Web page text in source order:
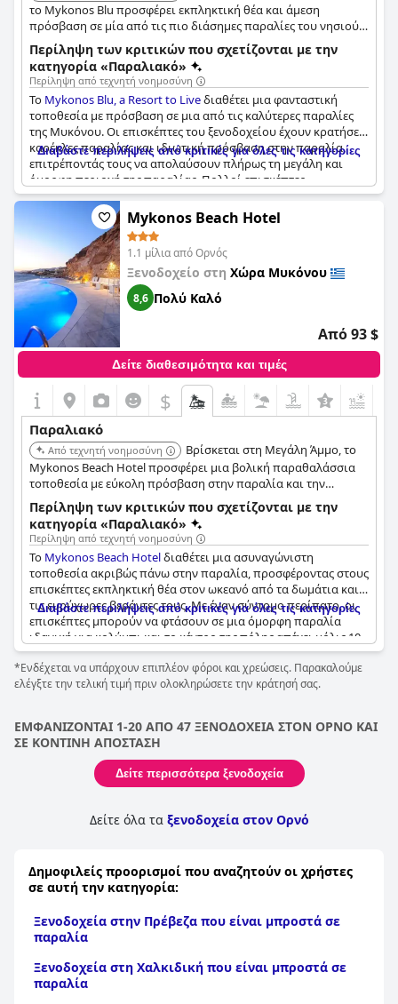
το Mykonos Blu προσφέρει εκπληκτική θέα και άμεση
πρόσβαση σε μία από τις πιο διάσημες παραλίες του νησιού.
Διαθέτει πολυτελή καταλύματα, ένα υπέροχο σπα και
εξαιρετικό φαγητό, καθιστώντας το κορυφαία επιλογή για μια
εκλεπτυσμένη παραθαλάσσια απόδραση.
Περίληψη των κριτικών που σχετίζονται με την
κατηγορία «Παραλιακό»
Περίληψη από τεχνητή νοημοσύνη
Το Mykonos Blu, a Resort to Liveδιαθέτει μια φανταστική
τοποθεσία με πρόσβαση σε μια από τις καλύτερες παραλίες
της Μυκόνου. Οι επισκέπτες του ξενοδοχείου έχουν κρατήσει
καρέκλες παραλίας και ιδιωτική πρόσβαση στην παραλία,
επιτρέποντάς τους να απολαύσουν πλήρως τη μεγάλη και
όμορφη περιοχή της παραλίας. Πολλοί επισκέπτες
παραληρούν για την παραλία, περιγράφοντάς την ως φοβερή,
υπέροχη και fabuleuse. Η θέα και η παραλία είναι τα κύρια
θέλγητρα για αυτό το ξενοδοχείο, με ορισμένους να δηλώνουν
ότι είναι ο λόγος που ήρθαν εξαρχής. Η ίδια η παραλία είναι
πολύ ωραία με κάποιους να τη χαρακτηρίζουν ως μία από τις
πιο όμορφες του νησιού. Είτε αναζητάτε απλώς μια εξαιρετική
τοποθεσία είτε θέλετε να περάσετε τις μέρες σας
χαλαρώνοντας σε μια παραλία, το Mykonos Blu σας καλύπτει.
Διαβάστε περιλήψεις από κριτικές για όλες τις κατηγορίες
Mykonos Beach Hotel
1.1 μίλια από Ορνός
Ξενοδοχείο στη Χώρα Μυκόνου
8,6 Πολύ Καλό
Από 93 $
Δείτε διαθεσιμότητα και τιμές
$
Παραλιακό
Από τεχνητή νοημοσύνη
Βρίσκεται στη Μεγάλη Άμμο, το
Mykonos Beach Hotel προσφέρει μια βολική παραθαλάσσια
τοποθεσία με εύκολη πρόσβαση στην παραλία και την
κοντινή πόλη της Μυκόνου. Είναι μια πρακτική επιλογή για
ταξιδιώτες που αναζητούν μια απλή και προσβάσιμη
παραθαλάσσια απόδραση.
Περίληψη των κριτικών που σχετίζονται με την
κατηγορία «Παραλιακό»
Περίληψη από τεχνητή νοημοσύνη
Το Mykonos Beach Hotelδιαθέτει μια ασυναγώνιστη
τοποθεσία ακριβώς πάνω στην παραλία, προσφέροντας στους
επισκέπτες εκπληκτική θέα στον ωκεανό από τα δωμάτια και
τις ευρύχωρες βεράντες τους. Με έναν σύντομο περίπατο, οι
επισκέπτες μπορούν να φτάσουν σε μια όμορφη παραλία
ιδανική για κολύμπι και το κέντρο της πόλης απέχει μόλις 10
λεπτά. Η μοναδική διάταξη των δωματίων του ξενοδοχείου σε
μπλοκ των τριών δωματίων επιτρέπει μια γοητευτική
παραθαλάσσια ατμόσφαιρα. Το ξενοδοχείο διαθέτει επίσης
στο αεροδρόμιο και η γειτνίαση με το κέντρο της πόλης είναι
ιδανική. Συνολικά, οι επισκέπτες λάτρεψαν την καλή
τοποθεσία του ξενοδοχείου και το ευγενικό προσωπικό.
Ωστόσο, ορισμένοι επισκέπτες σχολίασαν τις μέδουσες στο
επισκεφθείτε, ειδικά για τα μαγευτικά ηλιοβασιλέματα που
κόβουν την ανάσα.
Διαβάστε περιλήψεις από κριτικές για όλες τις κατηγορίες
*Ενδέχεται να υπάρχουν επιπλέον φόροι και χρεώσεις. Παρακαλούμε
ελέγξτε την τελική τιμή πριν ολοκληρώσετε την κράτησή σας.
ΕΜΦΑΝΙΖΟΝΤΑΙ 1-20 ΑΠΟ 47 ΞΕΝΟΔΟΧΕΙΑ ΣΤΟΝ ΟΡΝΟ ΚΑΙ
ΣΕ ΚΟΝΤΙΝΗ ΑΠΟΣΤΑΣΗ
Δείτε περισσότερα ξενοδοχεία
Δείτε όλα τα ξενοδοχεία στον Ορνό
Δημοφιλείς προορισμοί που αναζητούν οι χρήστες
σε αυτή την κατηγορία:
Ξενοδοχεία στην Πρέβεζα που είναι μπροστά σε
παραλία
Ξενοδοχεία στη Χαλκιδική που είναι μπροστά σε
παραλία